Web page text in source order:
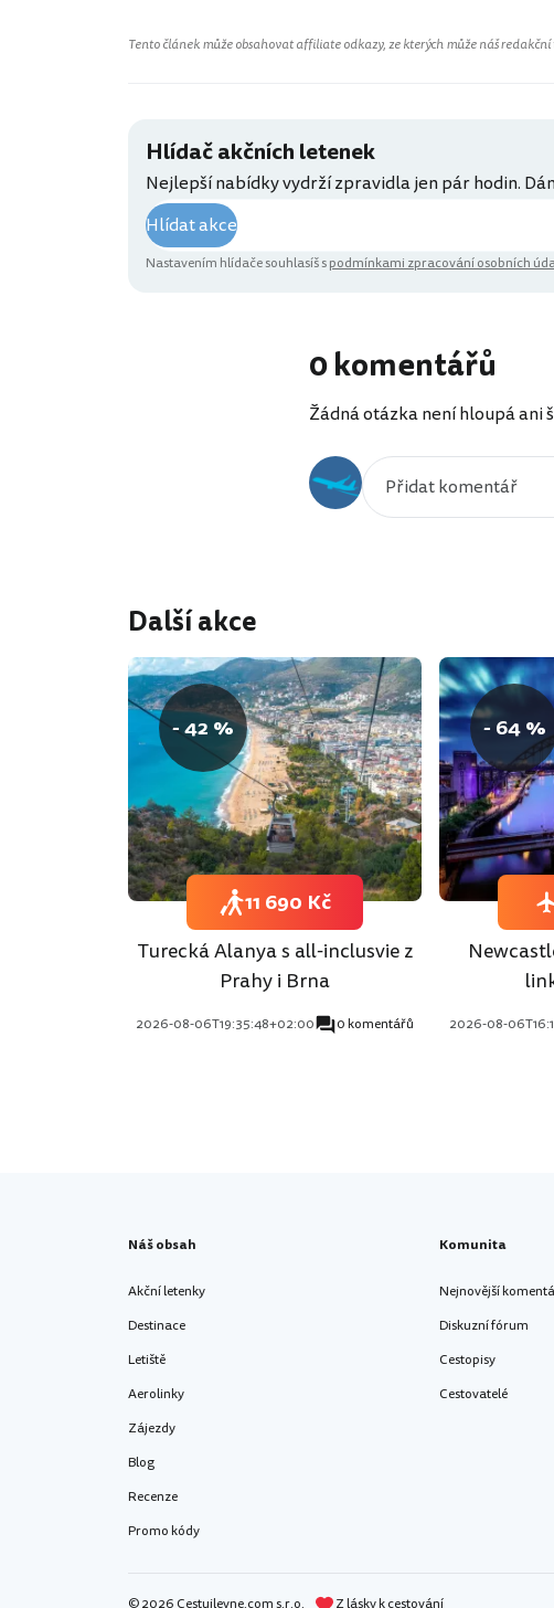
Tento článek může obsahovat affiliate odkazy, ze kterých může náš
Hlídač akčních letenek
Nejlepší nabídky vydrží zpravidla jen pár hodin.
Hlídat akce
Nastavením hlídače souhlasíš spodmínkami zpracování osobních
0 komentářů
Žádná otázka není hloupá ani
Další akce
- 42 %
Turecká Alanya s all-inclusvie z
Prahy i Brna
2026-08-06T19:35:48+02:00 0 komentářů
11 690 Kč
- 64 %
2026-08-
Náš obsah
Akční letenky
Destinace
Letiště
Aerolinky
Zájezdy
Blog
Recenze
Promo kódy
Komunita
Nejnovější
Diskuzní fórum
Cestopisy
Cestovatelé
© 2026 Cestujlevne.com s.r.o. Z lásky k cestování